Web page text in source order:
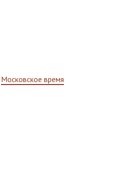
Московское время